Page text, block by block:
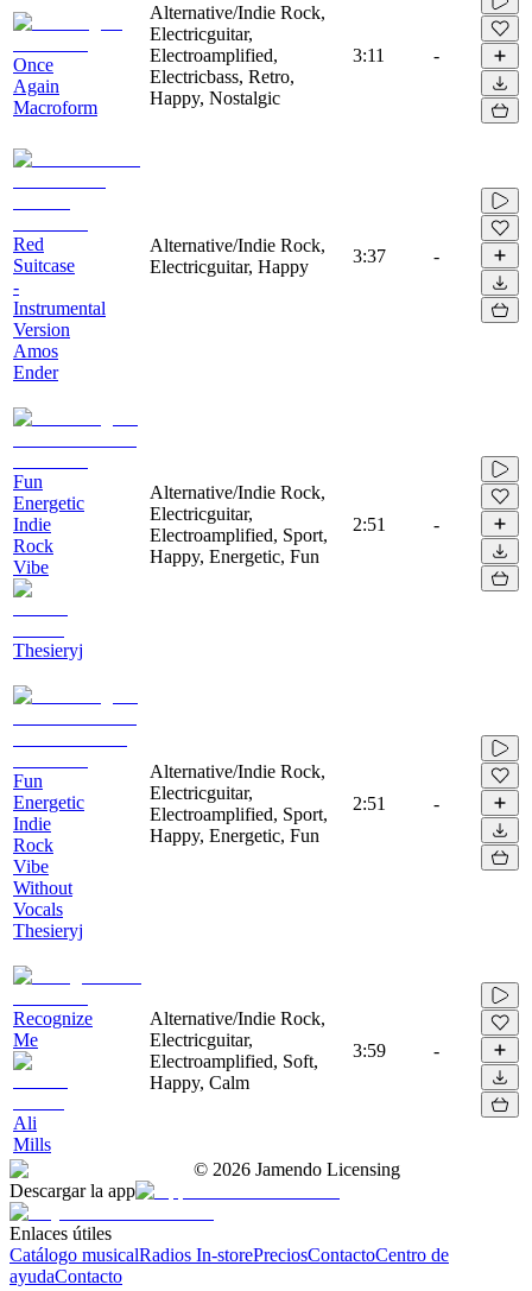
Once
Again
Macroform
Alternative/Indie Rock,
Electricguitar,
Electroamplified,
Electricbass, Retro,
Happy, Nostalgic
3:11 -
Red
Suitcase
-
Instrumental
Version
Amos
Ender
Alternative/Indie Rock,
Electricguitar, Happy
3:37 -
Fun
Energetic
Indie
Rock
Vibe
Thesieryj
Alternative/Indie Rock,
Electricguitar,
Electroamplified, Sport,
Happy, Energetic, Fun
2:51 -
Fun
Energetic
Indie
Rock
Vibe
Without
Vocals
Thesieryj
Alternative/Indie Rock,
Electricguitar,
Electroamplified, Sport,
Happy, Energetic, Fun
2:51 -
Recognize
Me
Ali
Mills
Alternative/Indie Rock,
Electricguitar,
Electroamplified, Soft,
Happy, Calm
3:59 -
© 2026 Jamendo Licensing
Descargar la app
Enlaces útiles
Catálogo musicalRadios In-storePreciosContactoCentro de
ayudaContacto